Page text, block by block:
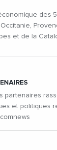
des
et de la
partenaires
et politiques